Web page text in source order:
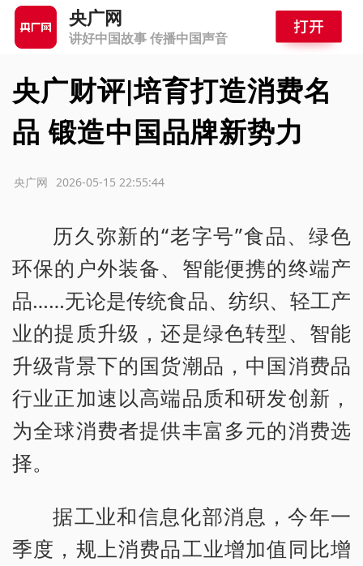
央广网
讲好中国故事 传播中国声音
央广财评|培育打造消费名
品 锻造中国品牌新势力
2026-05-15 22:55:44
央广网
历久弥新的“老字号”食品、绿色
环保的户外装备、智能便携的终端产
品……无论是传统食品、纺织、轻工产
业的提质升级，还是绿色转型、智能
升级背景下的国货潮品，中国消费品
行业正加速以高端品质和研发创新，
为全球消费者提供丰富多元的消费选
择。
据工业和信息化部消息，今年一
季度，规上消费品工业增加值同比增